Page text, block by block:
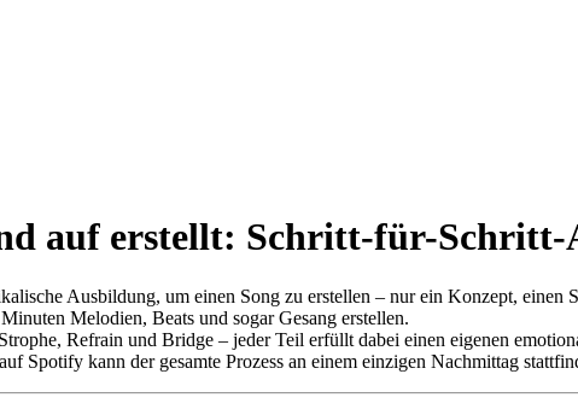
auf erstellt: Schritt-für-
Ausbildung, um einen Song zu erstellen – nur ein Konzept, einen
Melodien, Beats und sogar Gesang erstellen.
Refrain und Bridge – jeder Teil erfüllt dabei einen eigenen
Spotify kann der gesamte Prozess an einem einzigen Nachmittag